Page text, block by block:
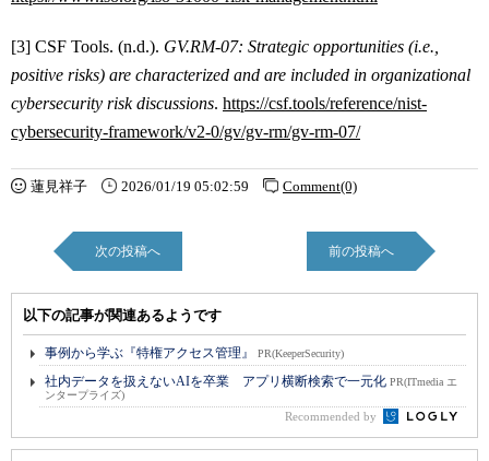
[3] CSF Tools. (n.d.). GV.RM-07: Strategic opportunities (i.e.,
positive risks) are characterized and are included in organizational
cybersecurity risk discussions. https://csf.tools/reference/nist-
cybersecurity-framework/v2-0/gv/gv-rm/gv-rm-07/
蓮見祥子 2026/01/19 05:02:59 Comment(0)
次の投稿へ 前の投稿へ
以下の記事が関連あるようです
事例から学ぶ『特権アクセス管理』 PR(KeeperSecurity)
社内データを扱えないAIを卒業 アプリ横断検索で一元化 PR(ITmedia エ
ンタープライズ)
Recommended by